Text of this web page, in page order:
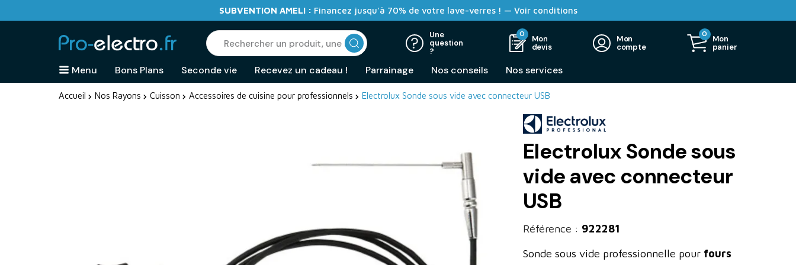
SUBVENTION AMELI : Financez jusqu'à 70% de votre lave-verres ! — Voir conditions
Une
question
?
Mon
devis
0
Mon
compte
0
Mon
panier
Menu Bons Plans Seconde vie Recevez un cadeau ! Parrainage Nos conseils Nos services
Accueil Nos Rayons Cuisson Accessoires de cuisine pour professionnels Electrolux Sonde sous vide avec connecteur USB
Electrolux Sonde sous
vide avec connecteur
USB
Référence : 922281
Sonde sous vide professionnelle pour fours